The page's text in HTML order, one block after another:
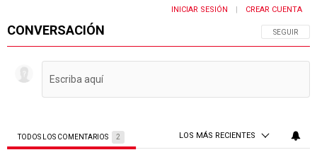
CONVERSACIÓN SIGA ESTA
SEGUIR
INICIAR SESIÓN CREAR CUENTA
TODOS LOS COMENTARIOS 2 LOS MÁS RECIENTES